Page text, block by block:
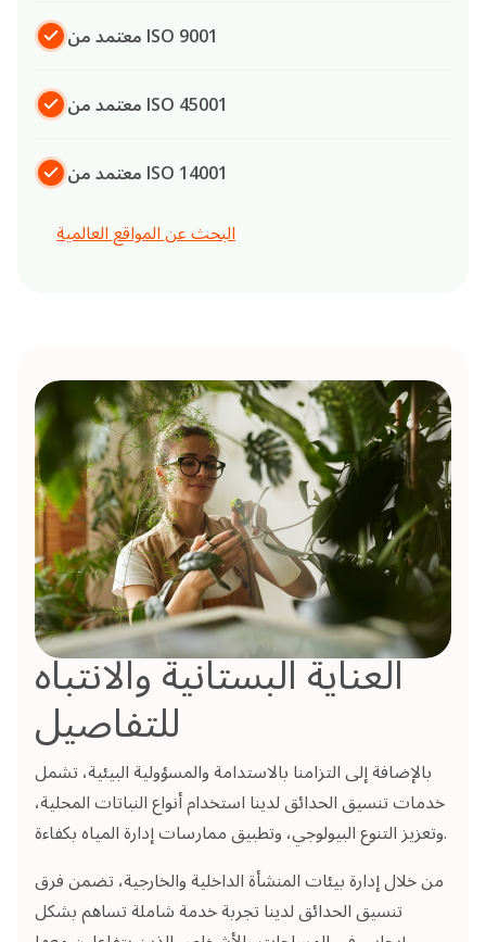
معتمد من ISO 9001
معتمد من ISO 45001
معتمد من ISO 14001
البحث عن المواقع العالمية
العناية البستانية والانتباه
للتفاصيل
بالإضافة إلى التزامنا بالاستدامة والمسؤولية البيئية، تشمل
خدمات تنسيق الحدائق لدينا استخدام أنواع النباتات المحلية،
وتعزيز التنوع البيولوجي، وتطبيق ممارسات إدارة المياه بكفاءة.
من خلال إدارة بيئات المنشأة الداخلية والخارجية، تضمن فرق
تنسيق الحدائق لدينا تجربة خدمة شاملة تساهم بشكل